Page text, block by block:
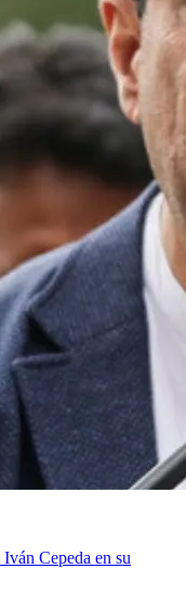
Iván Cepeda en su